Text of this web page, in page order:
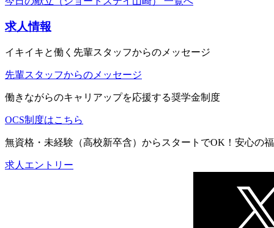
求人情報
イキイキと働く先輩スタッフからのメッセージ
先輩スタッフからのメッセージ
働きながらのキャリアップを応援する奨学金制度
OCS制度はこちら
無資格・未経験（高校新卒含）からスタートでOK！安心の
求人エントリー